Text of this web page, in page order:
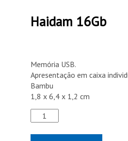
Haidam 16Gb
Memória USB.
Apresentação em caixa
Bambu
1,8 x 6,4 x 1,2 cm